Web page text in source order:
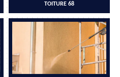
TOITURE 68